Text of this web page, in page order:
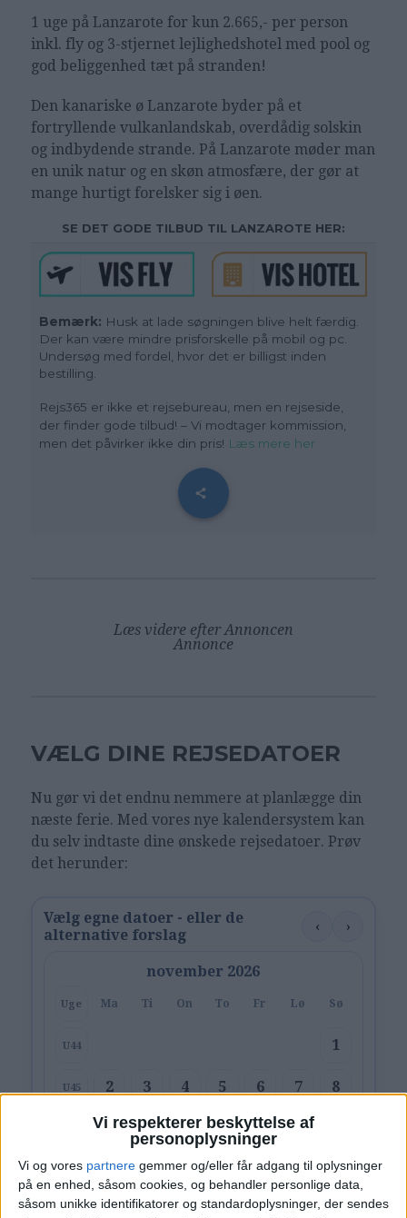
Vi respekterer beskyttelse af
personoplysninger
Vi og vores partnere gemmer og/eller får adgang til oplysninger
på en enhed, såsom cookies, og behandler personlige data,
såsom unikke identifikatorer og standardoplysninger, der sendes
1 uge på Lanzarote for kun 2.665,- per person
inkl. fly og 3-stjernet lejlighedshotel med pool og
god beliggenhed tæt på stranden!
Den kanariske ø Lanzarote byder på et
fortryllende vulkanlandskab, overdådig solskin
og indbydende strande. På Lanzarote møder man
en unik natur og en skøn atmosfære, der gør at
mange hurtigt forelsker sig i øen.
SE DET GODE TILBUD TIL LANZAROTE HER:
Bemærk: Husk at lade søgningen blive helt færdig.
Der kan være mindre prisforskelle på mobil og pc.
Undersøg med fordel, hvor det er billigst inden
bestilling.
Rejs365 er ikke et rejsebureau, men en rejseside,
der finder gode tilbud! – Vi modtager kommission,
men det påvirker ikke din pris! Læs mere her
Læs videre efter Annoncen
Annonce
VÆLG DINE REJSEDATOER
Nu gør vi det endnu nemmere at planlægge din
næste ferie. Med vores nye kalendersystem kan
du selv indtaste dine ønskede rejsedatoer. Prøv
det herunder:
Vælg egne datoer - eller de
alternative forslag
‹ ›
november 2026
Uge Ma Ti On To Fr Lø Sø
U44 1
U45 2 3 4 5 6 7 8
9 10 11 12 13 14
U47 16 17 18 19 20 21 22
23 24 25 26 27 28 29